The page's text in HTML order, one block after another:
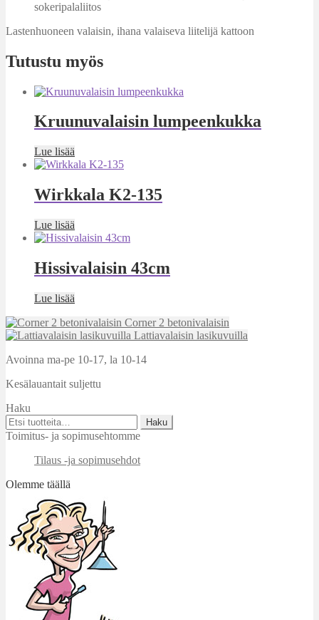
sokeripalaliitos
Lastenhuoneen valaisin, ihana valaiseva liitelijä kattoon
Tutustu myös
Kruunuvalaisin lumpeenkukka
Lue lisää
Wirkkala K2-135
Lue lisää
Hissivalaisin 43cm
Lue lisää
Corner 2 betonivalaisin
Lattiavalaisin lasikuvuilla
Avoinna ma-pe 10-17, la 10-14
Kesälauantait suljettu
Haku
Etsi:
Haku
Toimitus- ja sopimusehtomme
Tilaus -ja sopimusehdot
Olemme täällä